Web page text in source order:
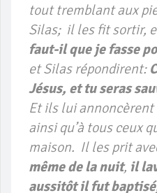
tout tremblant aux
Silas; il les fit sortir,
faut-il que je fasse
et Silas répondirent:
Jésus, et tu seras
Et ils lui annoncèrent
ainsi qu’à tous ceux
maison. Il les prit
même de la nuit, il
aussitôt il fut